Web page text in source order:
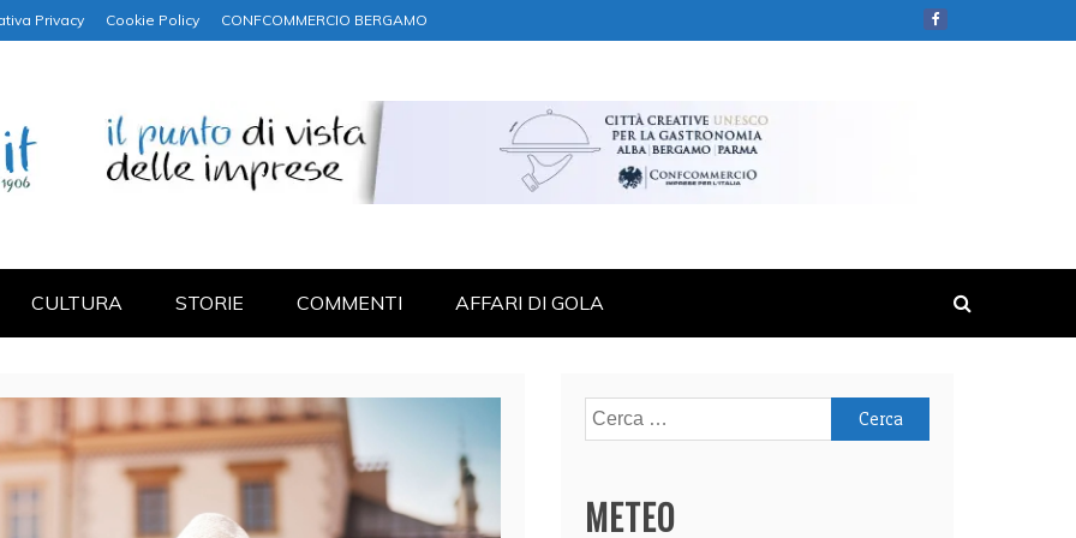
Privacy Cookie Policy CONFCOMMERCIO BERGAMO
CULTURA STORIE COMMENTI AFFARI DI GOLA
Ricerca
per:
METEO